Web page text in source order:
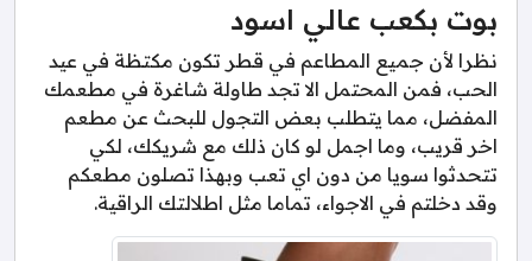
بوت بكعب عالي اسود
نظرا لأن جميع المطاعم في قطر تكون مكتظة في عيد
الحب، فمن المحتمل الا تجد طاولة شاغرة في مطعمك
المفضل، مما يتطلب بعض التجول للبحث عن مطعم
اخر قريب، وما اجمل لو كان ذلك مع شريكك، لكي
تتحدثوا سويا من دون اي تعب وبهذا تصلون مطعكم
وقد دخلتم في الاجواء، تماما مثل اطلالتك الراقية.